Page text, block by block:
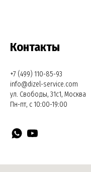
Контакты
+7 (499) 110-85-93
info@dizel-service.com
ул. Свободы, 31с1, Москва
Пн-пт, с 10:00-19:00